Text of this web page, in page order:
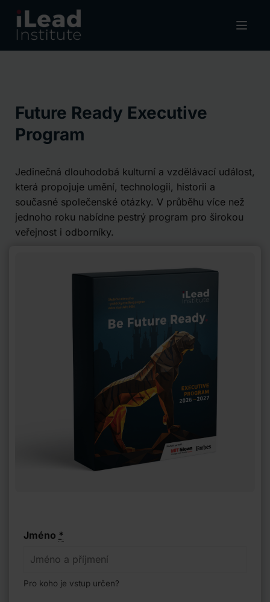
Future Ready Executive
Program
Jedinečná dlouhodobá kulturní a vzdělávací událost,
která propojuje umění, technologii, historii a
současné společenské otázky. V průběhu více než
jednoho roku nabídne pestrý program pro širokou
veřejnost i odborníky.
Jméno *
Pro koho je vstup určen?